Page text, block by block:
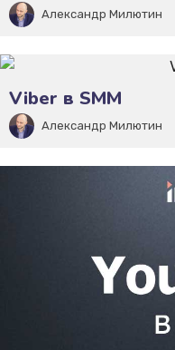
Александр Милютин
Viber в SMM
Александр Милютин